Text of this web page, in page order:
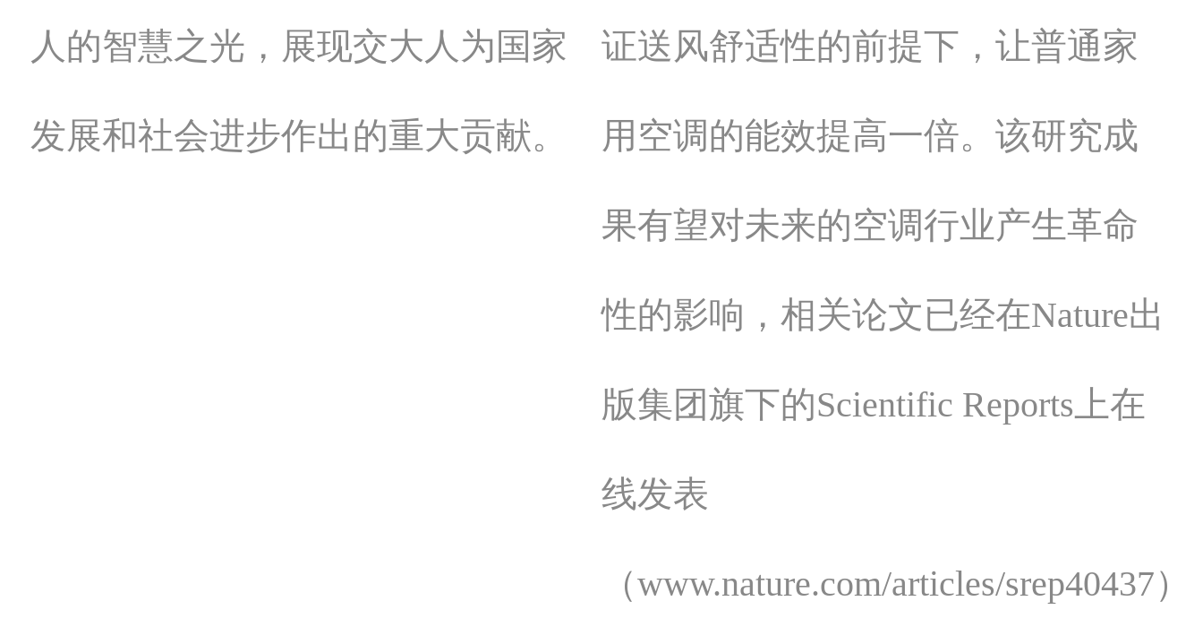
人的智慧之光，展现交大人为国家
发展和社会进步作出的重大贡献。
证送风舒适性的前提下，让普通家
用空调的能效提高一倍。该研究成
果有望对未来的空调行业产生革命
性的影响，相关论文已经在Nature出
版集团旗下的Scientific Reports上在
线发表
（www.nature.com/articles/srep40437）